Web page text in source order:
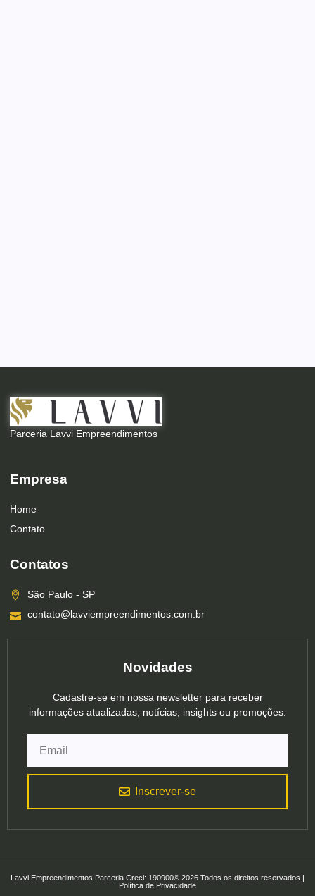
Parceria Lavvi Empreendimentos
Empresa
Home
Contato
Contatos
São Paulo - SP
contato@lavviempreendimentos.com.br
Novidades
Cadastre-se em nossa newsletter para receber
informações atualizadas, notícias, insights ou promoções.
Inscrever-se
Lavvi Empreendimentos Parceria Creci: 190900© 2026 Todos os direitos reservados |
Política de Privacidade